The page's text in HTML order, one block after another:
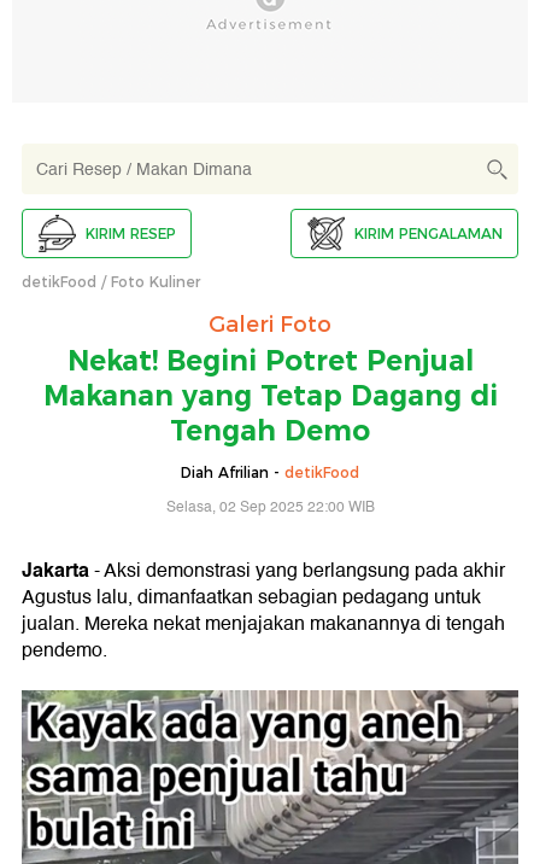
KIRIM RESEP KIRIM PENGALAMAN
detikFood Foto Kuliner
Galeri Foto
Nekat! Begini Potret Penjual
Makanan yang Tetap Dagang di
Tengah Demo
Diah Afrilian - detikFood
Selasa, 02 Sep 2025 22:00 WIB
Jakarta- Aksi demonstrasi yang berlangsung pada akhir
Agustus lalu, dimanfaatkan sebagian pedagang untuk
jualan. Mereka nekat menjajakan makanannya di tengah
pendemo.